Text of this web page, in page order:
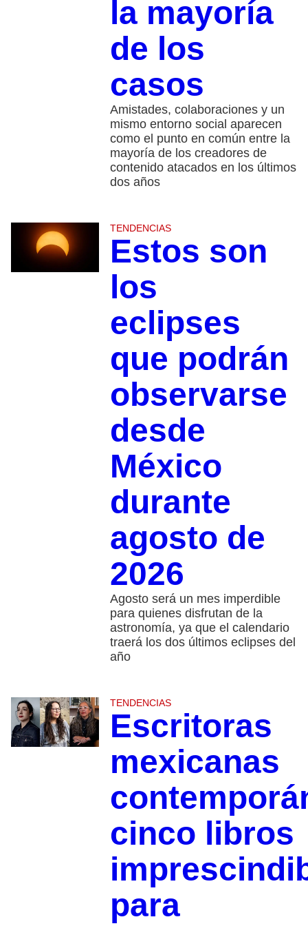
la mayoría
de los
casos
Amistades, colaboraciones y un
mismo entorno social aparecen
como el punto en común entre la
mayoría de los creadores de
contenido atacados en los últimos
dos años
TENDENCIAS
Estos son
los
eclipses
que podrán
observarse
desde
México
durante
agosto de
2026
Agosto será un mes imperdible
para quienes disfrutan de la
astronomía, ya que el calendario
traerá los dos últimos eclipses del
año
TENDENCIAS
Escritoras
mexicanas
cinco libros
para